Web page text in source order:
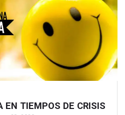
EN TIEMPOS DE CRISIS